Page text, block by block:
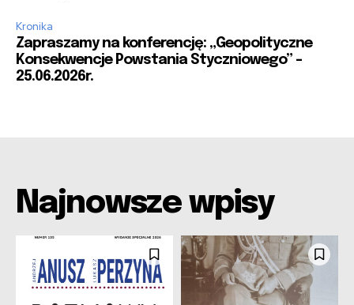
Kronika
Zapraszamy na konferencję: „Geopolityczne
Konsekwencje Powstania Styczniowego” –
25.06.2026r.
Najnowsze wpisy